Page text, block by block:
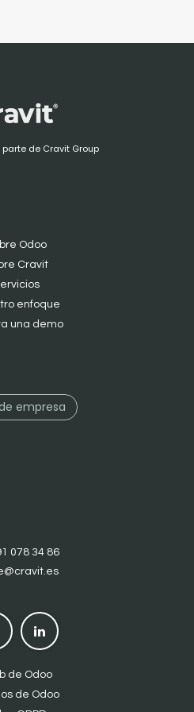
de Cravit Group
Odoo
Cravit
ervicios
enfoque
una demo
empresa
078 34 86
de Odoo
de Odoo